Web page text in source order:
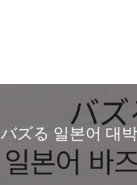
バズる 일본어 대